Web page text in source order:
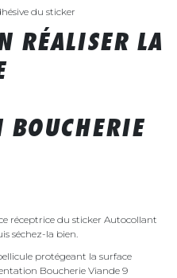
du sticker
RÉALISER LA
BOUCHERIE
réceptrice du sticker Autocollant
séchez-la bien.
protégeant la surface
Boucherie Viande 9